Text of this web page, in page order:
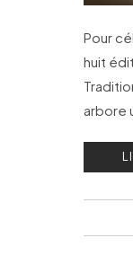
Pour
huit
arbore